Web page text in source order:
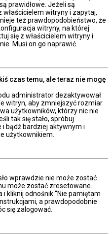
prawidłowe. Jeżeli są
właścicielem witryny i zapytaj,
też prawdopodobieństwo, że
witryny, na której
się z właścicielem witryny i
Musi on go naprawić.
czas temu, ale teraz nie mogę
administrator dezaktywował
witryn, aby zmniejszyć rozmiar
użytkowników, którzy nic nie
tak się stało, spróbuj
bądź bardziej aktywnym i
użytkownikiem.
wprawdzie nie może zostać
może zostać zresetowane.
kliknij odnośnik “Nie pamiętam
a prawdopodobnie
się zalogować.